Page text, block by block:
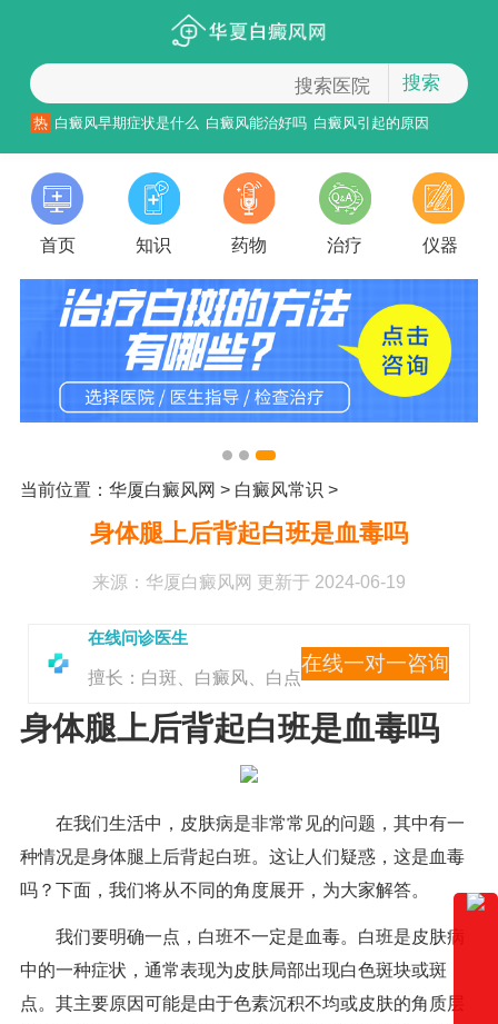
搜索
热 白癜风早期症状是什么 白癜风能治好吗 白癜风引起的原因
首页 知识 药物 治疗 仪器
当前位置： 华厦白癜风网 > 白癜风常识 >
身体腿上后背起白班是血毒吗
来源： 华厦白癜风网 更新于 2024-06-19
在线问诊医生
擅长：白斑、白癜风、白点
在线一对一咨询
身体腿上后背起白班是血毒吗
在我们生活中，皮肤病是非常常见的问题，其中有一
种情况是身体腿上后背起白班。这让人们疑惑，这是血毒
吗？下面，我们将从不同的角度展开，为大家解答。
我们要明确一点，白班不一定是血毒。白班是皮肤病
中的一种症状，通常表现为皮肤局部出现白色斑块或斑
点。其主要原因可能是由于色素沉积不均或皮肤的角质层